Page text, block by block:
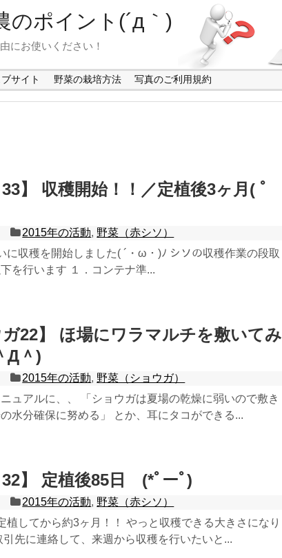
のポイント(´д｀)
にお使いください！
サイト 野菜の栽培方法 写真のご利用規約
33】 収穫開始！！／定植後3ヶ月( ﾟ
2015年の活動, 野菜（赤シソ）
に収穫を開始しました( ´・ω・)ﾉ シソの収穫作業の段取
を行います １．コンテナ準...
ガ22】 ほ場にワラマルチを敷いてみ
Д＾)
2015年の活動, 野菜（ショウガ）
ュアルに、、 「ショウガは夏場の乾燥に弱いので敷き
水分確保に努める」 とか、耳にタコができる...
32】 定植後85日 (*ﾟーﾟ)
2015年の活動, 野菜（赤シソ）
植してから約3ヶ月！！ やっと収穫できる大きさになり
引先に連絡して、来週から収穫を行いたいと...